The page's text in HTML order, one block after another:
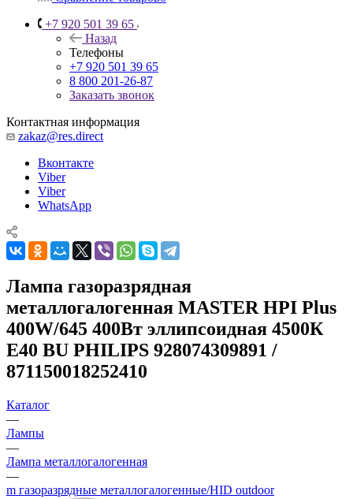
+7 920 501 39 65
Назад
Телефоны
+7 920 501 39 65
8 800 201-26-87
Заказать звонок
Контактная информация
zakaz@res.direct
Вконтакте
Viber
Viber
WhatsApp
Лампа газоразрядная
металлогалогенная MASTER HPI Plus
400W/645 400Вт эллипсоидная 4500К
E40 BU PHILIPS 928074309891 /
871150018252410
Каталог
—
Лампы
—
Лампа металлогалогенная
—
m газоразрядные металлогалогенные/HID outdoor